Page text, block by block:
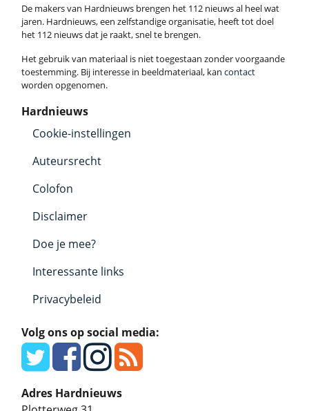
De makers van Hardnieuws brengen het 112 nieuws al heel wat
jaren. Hardnieuws, een zelfstandige organisatie, heeft tot doel
het 112 nieuws dat je raakt, snel te brengen.
Het gebruik van materiaal is niet toegestaan zonder voorgaande
toestemming. Bij interesse in beeldmateriaal, kan contact
worden opgenomen.
Hardnieuws
Cookie-instellingen
Auteursrecht
Colofon
Disclaimer
Doe je mee?
Interessante links
Privacybeleid
Volg ons op social media:
Adres Hardnieuws